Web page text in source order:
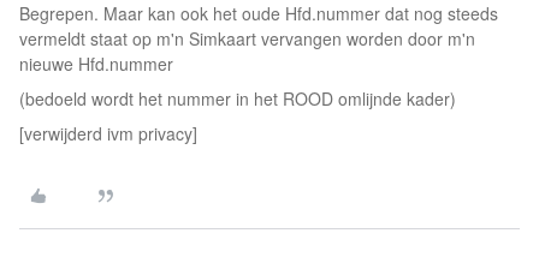
Begrepen. Maar kan ook het oude Hfd.nummer dat nog steeds
vermeldt staat op m'n Simkaart vervangen worden door m'n
nieuwe Hfd.nummer
(bedoeld wordt het nummer in het ROOD omlijnde kader)
[verwijderd ivm privacy]